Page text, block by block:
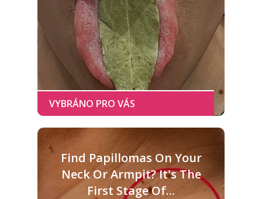
Find Papillomas On Your
Neck Or Armpit? It's The
First Stage Of...